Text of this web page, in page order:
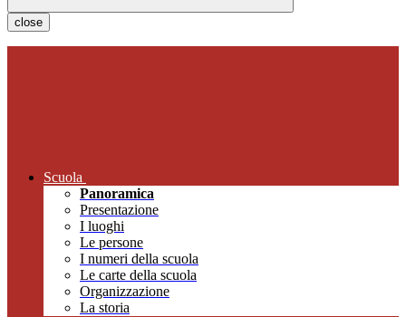
close
Scuola
Panoramica
Presentazione
I luoghi
Le persone
I numeri della scuola
Le carte della scuola
Organizzazione
La storia